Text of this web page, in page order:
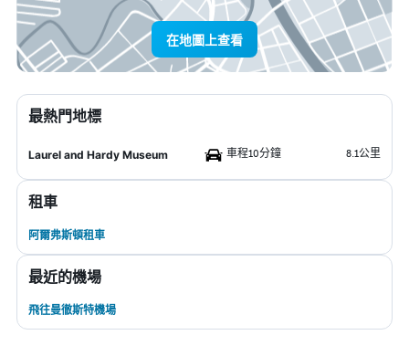
在地圖上查看
最熱門地標
Laurel and Hardy Museum 車程10分鐘 8.1公里
租車
阿爾弗斯頓租車
最近的機場
飛往曼徹斯特機場